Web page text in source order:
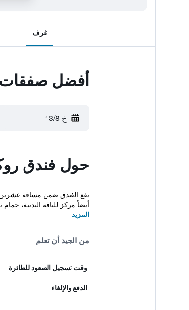
غرف
أفضل صفقات
خ 13/8 -
حول فندق
يقع الفندق ضمن مسافة عشرين
أيضاً مركز للياقة البدنية،
المزيد
من الجيد أن تعلم
وقت تسجيل الصعود للطائرة
الدفع والإلغاء